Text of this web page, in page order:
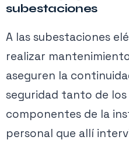
subestaciones
A las subestaciones
realizar
aseguren la
seguridad tanto de
componentes de la
personal que allí